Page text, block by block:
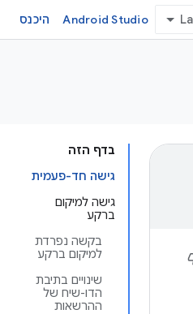
Android Studio היכנס
בדף הזה
גישה חד-פעמית
גישה למיקום
ברקע
בקשה נפרדת
למיקום ברקע
שינויים בתיבת
הדו-שיח של
ההרשאות